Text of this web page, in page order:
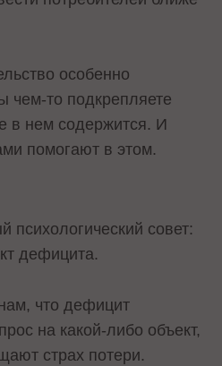
особенно
чем-то подкрепляете
в нем содержится. И
помогают в этом.
совет:
дефицита.
что дефицит
на какой-либо объект,
страх потери.